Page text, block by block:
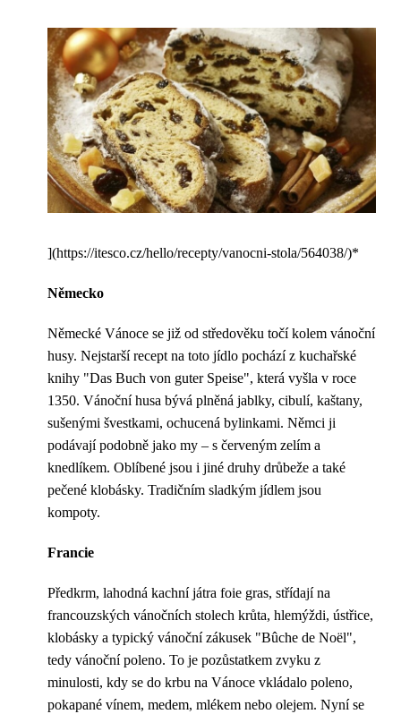
](https://itesco.cz/hello/recepty/vanocni-stola/564038/)*
Německo
Německé Vánoce se již od středověku točí kolem vánoční
husy. Nejstarší recept na toto jídlo pochází z kuchařské
knihy "Das Buch von guter Speise", která vyšla v roce
1350. Vánoční husa bývá plněná jablky, cibulí, kaštany,
sušenými švestkami, ochucená bylinkami. Němci ji
podávají podobně jako my – s červeným zelím a
knedlíkem. Oblíbené jsou i jiné druhy drůbeže a také
pečené klobásky. Tradičním sladkým jídlem jsou
kompoty.
Francie
Předkrm, lahodná kachní játra foie gras, střídají na
francouzských vánočních stolech krůta, hlemýždi, ústřice,
klobásky a typický vánoční zákusek "Bûche de Noël",
tedy vánoční poleno. To je pozůstatkem zvyku z
minulosti, kdy se do krbu na Vánoce vkládalo poleno,
pokapané vínem, medem, mlékem nebo olejem. Nyní se